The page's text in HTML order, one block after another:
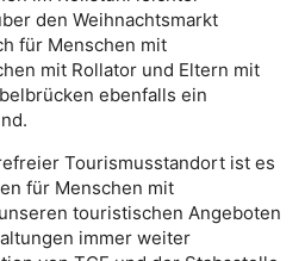
den Weihnachtsmarkt
für Menschen mit
mit Rollator und Eltern mit
ebenfalls ein
Tourismusstandort ist es
für Menschen mit
touristischen Angeboten
immer weiter